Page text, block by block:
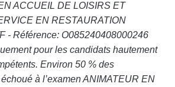
ACCUEIL DE LOISIRS ET
EN RESTAURATION
- Référence: O085240408000246
pour les candidats hautement
Environ 50 % des
à l’examen ANIMATEUR EN